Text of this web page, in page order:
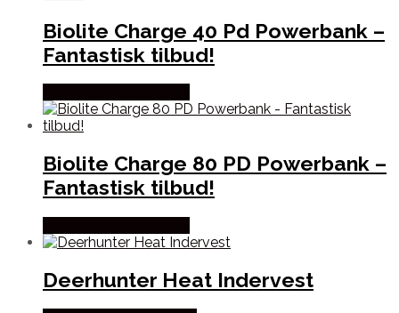
Biolite Charge 40 Pd Powerbank –
Fantastisk tilbud!
Biolite Charge 80 PD Powerbank –
Fantastisk tilbud!
Deerhunter Heat Indervest